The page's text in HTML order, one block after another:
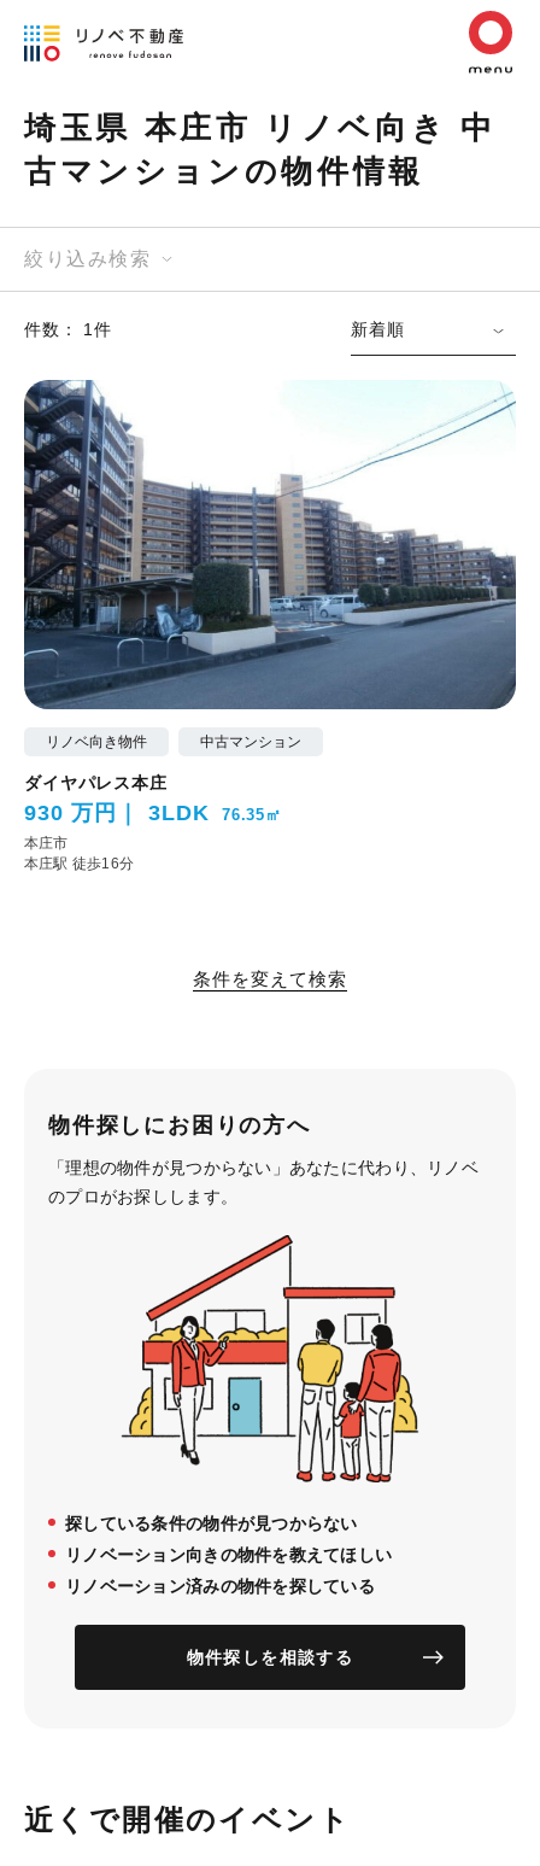
埼玉県 本庄市 リノベ向き 中
古マンションの物件情報
絞り込み検索
件数： 1件 新着順
リノベ向き物件 中古マンション
ダイヤパレス本庄
930 万円 3LDK 76.35㎡
本庄市
本庄駅 徒歩16分
条件を変えて検索
物件探しにお困りの方へ
「理想の物件が見つからない」あなたに代わり、
リノベ
のプロがお探しします。
探している条件の物件が見つからない
リノベーション向きの物件を教えてほしい
リノベーション済みの物件を探している
物件探しを相談する
近くで開催のイベント